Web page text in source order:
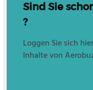
Sind Sie
?
Loggen Sie sich
Inhalte von